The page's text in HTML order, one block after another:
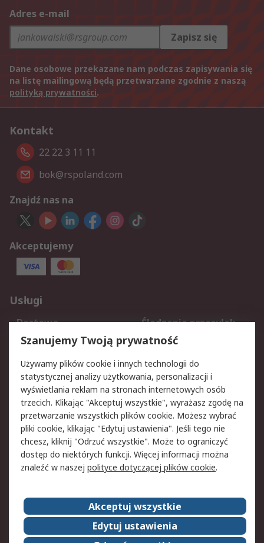
Adres e-mail
Zapisz się
Dane osobowe przekazane nam podczas zapisywania się
na listę mailingową będą przetwarzane zgodnie z naszą
polityką prywatności.
Kontakt
22 22 3 11 11
bok@rspoland.com
Znajdź nas na
Akceptujemy
Usługi
Dostawa
Śledzenie przesyłek
Reklamacje i zwroty
Rejestracja
Aspekty prawne
Bezpieczeństwo e-
maila
Polityka dotycząca
plików cookie
Polityka prywatności
Użytkowanie witryny
Zastrzeżenia prawne
Warunki Sprzedaży
Kontakt
O firmie RS
RS na świecie
Kariera
Nagrody dla RS
Szanujemy Twoją prywatność
Używamy plików cookie i innych technologii do
statystycznej analizy użytkowania, personalizacji i
wyświetlania reklam na stronach internetowych osób
trzecich. Klikając "Akceptuj wszystkie", wyrażasz zgodę na
przetwarzanie wszystkich plików cookie. Możesz wybrać
pliki cookie, klikając "Edytuj ustawienia". Jeśli tego nie
chcesz, kliknij "Odrzuć wszystkie". Może to ograniczyć
dostęp do niektórych funkcji. Więcej informacji można
znaleźć w naszej polityce dotyczącej plików cookie.
Akceptuj wszystkie
Edytuj ustawienia